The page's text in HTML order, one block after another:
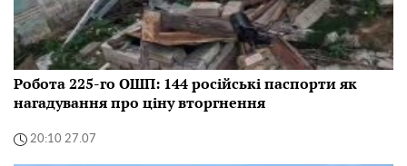
Робота 225-го ОШП: 144 російські паспорти як
нагадування про ціну вторгнення
20:10 27.07